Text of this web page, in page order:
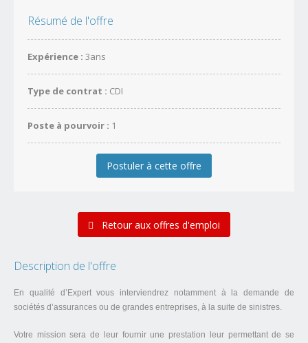
Résumé de l'offre
Expérience : 3ans
Type de contrat : CDI
Poste à pourvoir : 1
Postuler à cette offre
Retour aux offres d'emploi
Description de l'offre
En qualité d’Expert vous interviendrez notamment à la demande de
sociétés d’assurances ou de grandes entreprises, à la suite de sinistres.
Votre mission sera de leur fournir une prestation leur permettant de se